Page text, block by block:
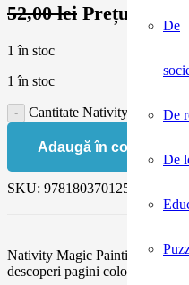
De
De
De
52,00lei Prețul inițial
1 în stoc
1 în stoc
Cantitate Nativity Magic
Adaugă în coș
SKU: 9781803701257
Nativity Magic Painting Book o
descoperi pagini colorate. O